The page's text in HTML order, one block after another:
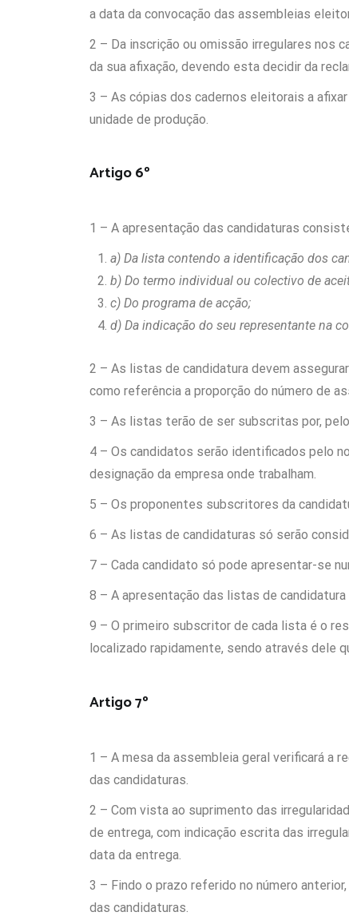
a data da convocação das assembleias
2 – Da inscrição ou omissão irregulares nos
da sua afixação, devendo esta decidir da
3 – As cópias dos cadernos eleitorais a
unidade de produção.
Artigo 6º
1 – A apresentação das candidaturas
a) Da lista contendo a identificação dos
b) Do termo individual ou colectivo de
c) Do programa de acção;
d) Da indicação do seu representante na
2 – As listas de candidatura devem
como referência a proporção do número de
3 – As listas terão de ser subscritas por,
4 – Os candidatos serão identificados pelo
designação da empresa onde trabalham.
5 – Os proponentes subscritores da
6 – As listas de candidaturas só serão
7 – Cada candidato só pode apresentar-se
8 – A apresentação das listas de
9 – O primeiro subscritor de cada lista é o
localizado rapidamente, sendo através dele
Artigo 7º
1 – A mesa da assembleia geral verificará a
das candidaturas.
2 – Com vista ao suprimento das
de entrega, com indicação escrita das
data da entrega.
3 – Findo o prazo referido no número
das candidaturas.